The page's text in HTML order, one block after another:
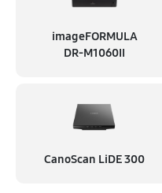
imageFORMULA
DR‑M1060II
CanoScan LiDE 300